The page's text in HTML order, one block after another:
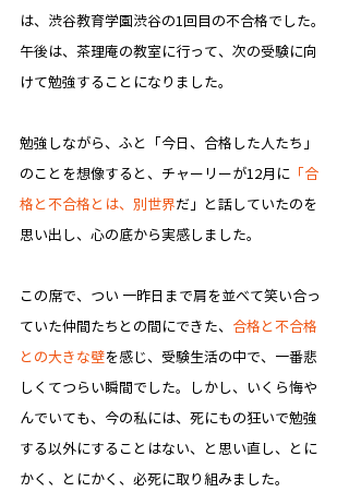
は、渋谷教育学園渋谷の1回目の不合格でした。
午後は、茶理庵の教室に行って、次の受験に向
けて勉強することになりました。
勉強しながら、ふと「今日、合格した人たち」
のことを想像すると、チャーリーが12月に 「合
格と不合格とは、別世界だ」と話していたのを
思い出し、心の底から実感しました。​
この席で、つい 一昨日まで肩を並べて笑い合っ
ていた仲間たちとの間にできた、 合格と不合格
との大きな壁を感じ、受験生活の中で、一番悲
しくてつらい瞬間でした。しかし、いくら悔や
んでいても、今の私には、死にもの狂いで勉強
する以外にすることはない、と思い直し、とに
かく、とにかく、必死に取り組みました。